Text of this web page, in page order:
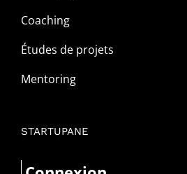
Coaching
Études de projets
Mentoring
STARTUPANE